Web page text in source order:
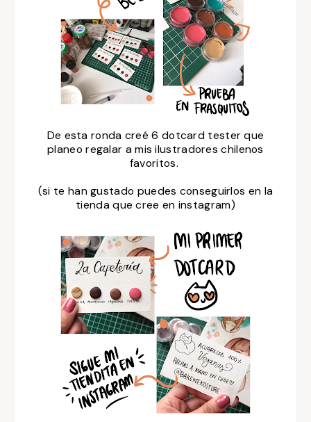
De esta ronda creé 6 dotcard tester que
planeo regalar a mis ilustradores chilenos
favoritos.
(si te han gustado puedes conseguirlos en la
tienda que cree en instagram)